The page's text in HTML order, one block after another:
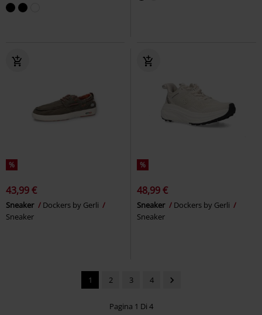
%
43,99 €
Sneaker
Dockers by Gerli
Sneaker
%
48,99 €
Sneaker
Dockers by Gerli
Sneaker
1 2 3 4
Pagina 1 Di 4